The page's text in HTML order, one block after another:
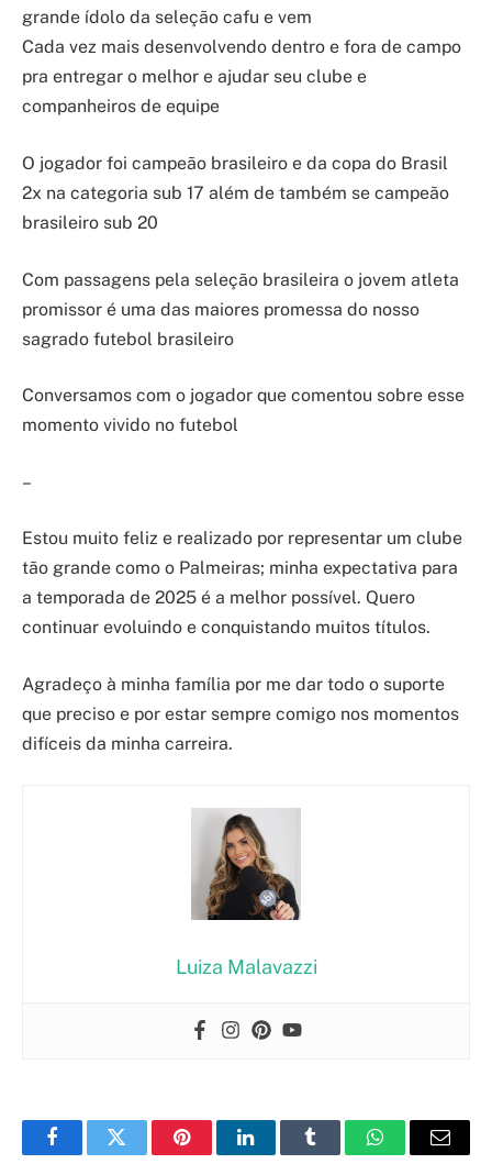
grande ídolo da seleção cafu e vem
Cada vez mais desenvolvendo dentro e fora de campo
pra entregar o melhor e ajudar seu clube e
companheiros de equipe
O jogador foi campeão brasileiro e da copa do Brasil
2x na categoria sub 17 além de também se campeão
brasileiro sub 20
Com passagens pela seleção brasileira o jovem atleta
promissor é uma das maiores promessa do nosso
sagrado futebol brasileiro
Conversamos com o jogador que comentou sobre esse
momento vivido no futebol
–
Estou muito feliz e realizado por representar um clube
tão grande como o Palmeiras; minha expectativa para
a temporada de 2025 é a melhor possível. Quero
continuar evoluindo e conquistando muitos títulos.
Agradeço à minha família por me dar todo o suporte
que preciso e por estar sempre comigo nos momentos
difíceis da minha carreira.
Luiza Malavazzi
FacebookTwitter PinterestLinkedInTumblr WhatsAppEmail